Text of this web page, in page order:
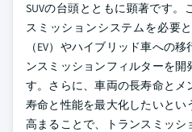
SUVの台頭とともに顕著です
スミッションシステムを必要
（EV）やハイブリッド車への
ンスミッションフィルターを開
す。さらに、車両の長寿命と
寿命と性能を最大化したいと
高まることで、トランスミッ